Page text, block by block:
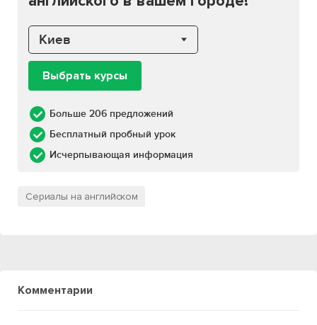
Киев
Выбрать курсы
Больше 206 предложений
Бесплатный пробный урок
Исчерпывающая информация
Сериалы на английском
Комментарии